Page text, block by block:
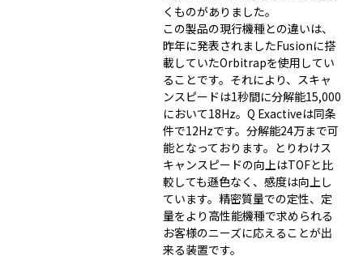
くものがありました。
この製品の現行機種との違いは、
昨年に発表されましたFusionに搭
載していたOrbitrapを使用してい
ることです。それにより、スキャ
ンスピードは1秒間に分解能15,000
において18Hz。Q Exactiveは同条
件で12Hzです。分解能24万まで可
能となっております。とりわけス
キャンスピードの向上はTOFと比
較しても遜色なく、感度は向上し
ています。精密質量での定性、定
量をより高性能機種で求められる
お客様のニーズに応えることが出
来る装置です。